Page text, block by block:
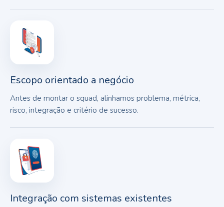
Escopo orientado a negócio
Antes de montar o squad, alinhamos problema, métrica,
risco, integração e critério de sucesso.
Integração com sistemas existentes